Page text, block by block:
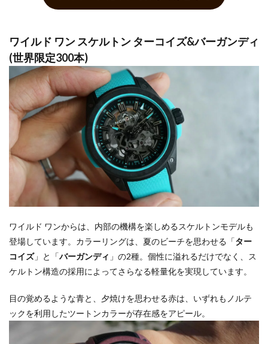
ワイルド ワン スケルトン ターコイズ&バーガンディ
(世界限定300本)
ワイルド ワンからは、内部の機構を楽しめるスケルトンモデルも
登場しています。カラーリングは、夏のビーチを思わせる「ター
コイズ」と「バーガンディ 」の2種。個性に溢れるだけでなく、ス
ケルトン構造の採用によってさらなる軽量化を実現しています。
目の覚めるような青と、夕焼けを思わせる赤は、いずれもノルテ
ックを利用したツートンカラーが存在感をアピール。